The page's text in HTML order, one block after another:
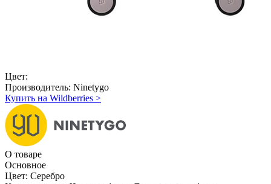
Цвет:
Производитель: Ninetygo
Купить на Wildberries >
О товаре
Основное
Цвет: Серебро